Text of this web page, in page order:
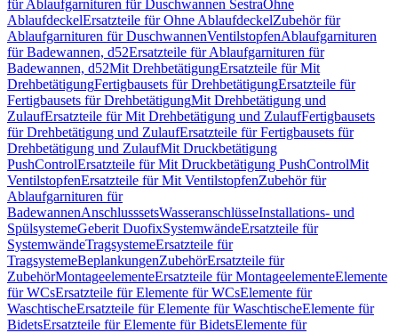
für Ablaufgarnituren für Duschwannen SestraOhne
AblaufdeckelErsatzteile für Ohne AblaufdeckelZubehör für
Ablaufgarnituren für DuschwannenVentilstopfenAblaufgarnituren
für Badewannen, d52Ersatzteile für Ablaufgarnituren für
Badewannen, d52Mit DrehbetätigungErsatzteile für Mit
DrehbetätigungFertigbausets für DrehbetätigungErsatzteile für
Fertigbausets für DrehbetätigungMit Drehbetätigung und
ZulaufErsatzteile für Mit Drehbetätigung und ZulaufFertigbausets
für Drehbetätigung und ZulaufErsatzteile für Fertigbausets für
Drehbetätigung und ZulaufMit Druckbetätigung
PushControlErsatzteile für Mit Druckbetätigung PushControlMit
VentilstopfenErsatzteile für Mit VentilstopfenZubehör für
Ablaufgarnituren für
BadewannenAnschlusssetsWasseranschlüsseInstallations- und
SpülsystemeGeberit DuofixSystemwändeErsatzteile für
SystemwändeTragsystemeErsatzteile für
TragsystemeBeplankungenZubehörErsatzteile für
ZubehörMontageelementeErsatzteile für MontageelementeElemente
für WCsErsatzteile für Elemente für WCsElemente für
WaschtischeErsatzteile für Elemente für WaschtischeElemente für
BidetsErsatzteile für Elemente für BidetsElemente für